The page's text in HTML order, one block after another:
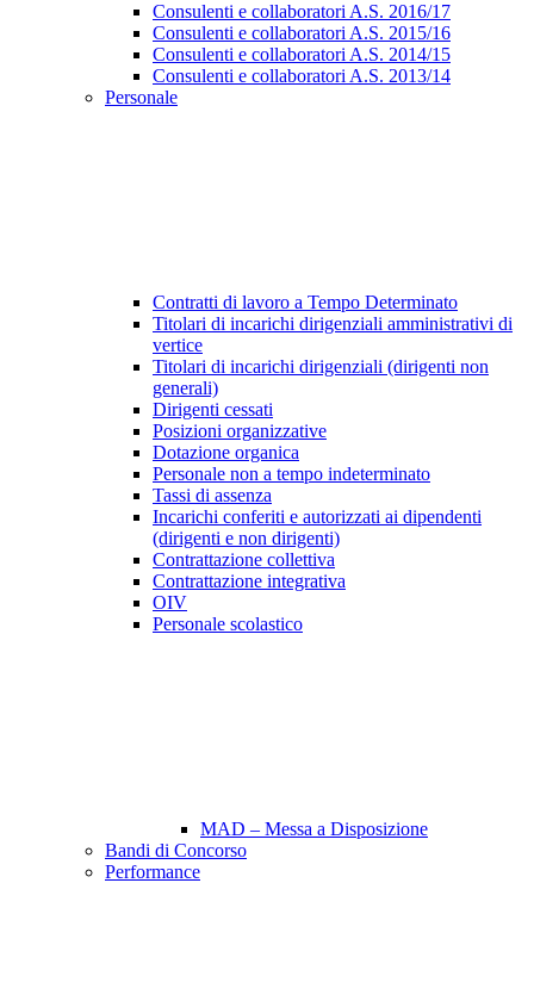
Consulenti e collaboratori A.S. 2016/17
Consulenti e collaboratori A.S. 2015/16
Consulenti e collaboratori A.S. 2014/15
Consulenti e collaboratori A.S. 2013/14
Personale
Contratti di lavoro a Tempo Determinato
Titolari di incarichi dirigenziali amministrativi di
vertice
Titolari di incarichi dirigenziali (dirigenti non
generali)
Dirigenti cessati
Posizioni organizzative
Dotazione organica
Personale non a tempo indeterminato
Tassi di assenza
Incarichi conferiti e autorizzati ai dipendenti
(dirigenti e non dirigenti)
Contrattazione collettiva
Contrattazione integrativa
OIV
Personale scolastico
MAD – Messa a Disposizione
Bandi di Concorso
Performance